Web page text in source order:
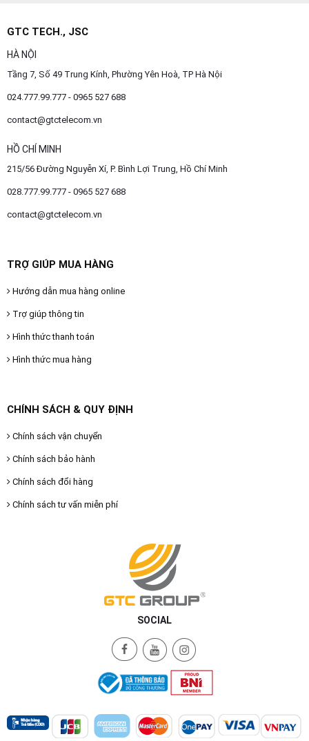
GTC TECH., JSC
HÀ NỘI
Tầng 7, Số 49 Trung Kính, Phường Yên Hoà, TP Hà Nội
024.777.99.777 - 0965 527 688
contact@gtctelecom.vn
HỒ CHÍ MINH
215/56 Đường Nguyễn Xí, P. Bình Lợi Trung, Hồ Chí Minh
028.777.99.777 - 0965 527 688
contact@gtctelecom.vn
TRỢ GIÚP MUA HÀNG
Hướng dẫn mua hàng online
Trợ giúp thông tin
Hình thức thanh toán
Hình thức mua hàng
CHÍNH SÁCH & QUY ĐỊNH
Chính sách vận chuyển
Chính sách bảo hành
Chính sách đổi hàng
Chính sách tư vấn miễn phí
SOCIAL